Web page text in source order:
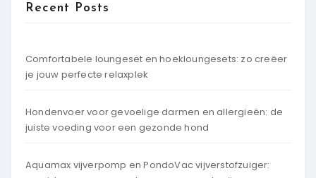
Recent Posts
Comfortabele loungeset en hoekloungesets: zo creëer
je jouw perfecte relaxplek
Hondenvoer voor gevoelige darmen en allergieën: de
juiste voeding voor een gezonde hond
Aquamax vijverpomp en PondoVac vijverstofzuiger: